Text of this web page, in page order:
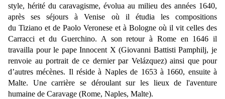
style, hérité du caravagisme, évolua au milieu des années 1640,
après ses séjours à Venise où il étudia les compositions
du Tiziano et de Paolo Veronese et à Bologne où il vit celles des
Carracci et du Guerchino. A son retour à Rome en 1646 il
travailla pour le pape Innocent X (Giovanni Battisti Pamphilj, je
renvoie au portrait de ce dernier par Velázquez)ainsi que pour
d’autres mécènes. Il réside à Naples de 1653 à 1660, ensuite à
Malte. Une carrière se déroulant sur les lieux de l'aventure
humaine de Caravage (Rome, Naples, Malte).